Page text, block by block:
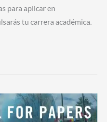
para aplicar en
tu carrera académica.